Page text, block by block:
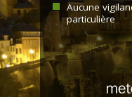
Aucune
particulière